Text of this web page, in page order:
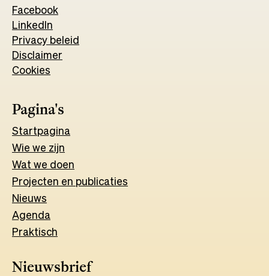
Facebook
a
new
LinkedIn
in
a
Privacy beleid
Disclaimer
Cookies
Pagina's
Startpagina
Wie we zijn
Wat we doen
Projecten en publicaties
Nieuws
Agenda
Praktisch
Nieuwsbrief